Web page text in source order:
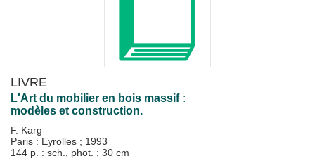
LIVRE
L'Art du mobilier en bois massif :
modèles et construction.
F. Karg
Paris : Eyrolles ; 1993
144 p. : sch., phot. ; 30 cm